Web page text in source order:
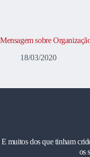
Mensagem sobre
18/03/2020
E muitos dos que tinham
os